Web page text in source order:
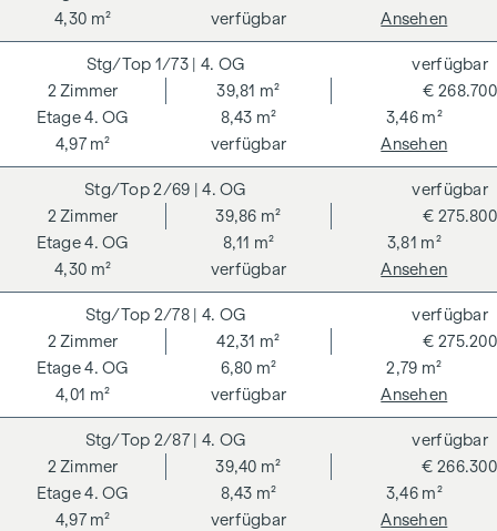
4,30 m²
verfügbar Ansehen
1/73 | 4. OG
4. OG
2 Zimmer
39,81 m²
8,43 m²
3,46 m²
4,97 m²
€ 268.700
verfügbar
verfügbar
Ansehen
2/69 | 4. OG
4. OG
2 Zimmer
39,86 m²
8,11 m²
3,81 m²
4,30 m²
€ 275.800
verfügbar
verfügbar
Ansehen
2/78 | 4. OG
4. OG
2 Zimmer
42,31 m²
6,80 m²
2,79 m²
4,01 m²
€ 275.200
verfügbar
verfügbar
Ansehen
2/87 | 4. OG
4. OG
2 Zimmer
39,40 m²
8,43 m²
3,46 m²
4,97 m²
€ 266.300
verfügbar
verfügbar
Ansehen